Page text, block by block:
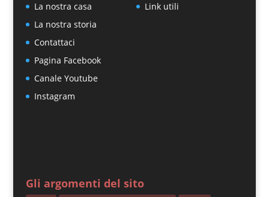
La nostra casa
La nostra storia
Contattaci
Pagina Facebook
Canale Youtube
Instagram
Link utili
Gli argomenti del sito